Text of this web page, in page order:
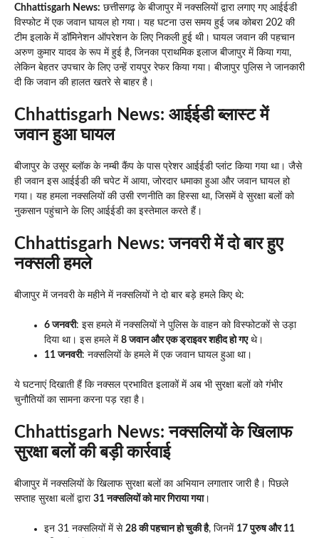
Chhattisgarh News: छत्तीसगढ़ के बीजापुर में नक्सलियों द्वारा लगाए गए आईईडी
विस्फोट में एक जवान घायल हो गया। यह घटना उस समय हुई जब कोबरा 202 की
टीम इलाके में डॉमिनेशन ऑपरेशन के लिए निकली हुई थी। घायल जवान की पहचान
अरुण कुमार यादव के रूप में हुई है, जिनका प्राथमिक इलाज बीजापुर में किया गया,
लेकिन बेहतर उपचार के लिए उन्हें रायपुर रेफर किया गया। बीजापुर पुलिस ने जानकारी
दी कि जवान की हालत खतरे से बाहर है।
Chhattisgarh News: आईईडी ब्लास्ट में
जवान हुआ घायल
बीजापुर के उसूर ब्लॉक के नम्बी कैंप के पास प्रेशर आईईडी प्लांट किया गया था। जैसे
ही जवान इस आईईडी की चपेट में आया, जोरदार धमाका हुआ और जवान घायल हो
गया। यह हमला नक्सलियों की उसी रणनीति का हिस्सा था, जिसमें वे सुरक्षा बलों को
नुकसान पहुंचाने के लिए आईईडी का इस्तेमाल करते हैं।
Chhattisgarh News: जनवरी में दो बार हुए
नक्सली हमले
बीजापुर में जनवरी के महीने में नक्सलियों ने दो बार बड़े हमले किए थे:
6 जनवरी: इस हमले में नक्सलियों ने पुलिस के वाहन को विस्फोटकों से उड़ा
दिया था। इस हमले में 8 जवान और एक ड्राइवर शहीद हो गएथे।
11 जनवरी: नक्सलियों के हमले में एक जवान घायल हुआ था।
ये घटनाएं दिखाती हैं कि नक्सल प्रभावित इलाकों में अब भी सुरक्षा बलों को गंभीर
चुनौतियों का सामना करना पड़ रहा है।
Chhattisgarh News: नक्सलियों के खिलाफ
सुरक्षा बलों की बड़ी कार्रवाई
बीजापुर में नक्सलियों के खिलाफ सुरक्षा बलों का अभियान लगातार जारी है। पिछले
सप्ताह सुरक्षा बलों द्वारा 31 नक्सलियों को मार गिराया गया।
इन 31 नक्सलियों में से 28 की पहचान हो चुकी है, जिनमें 17 पुरुष और 11